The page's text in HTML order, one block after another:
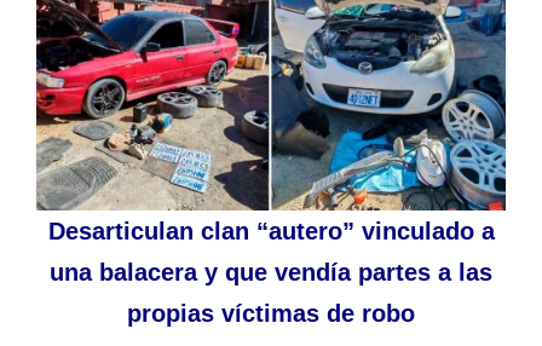
Desarticulan clan “autero” vinculado a
una balacera y que vendía partes a las
propias víctimas de robo